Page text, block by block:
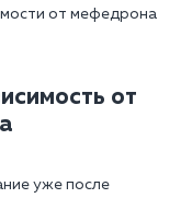
от мефедрона
от
уже после